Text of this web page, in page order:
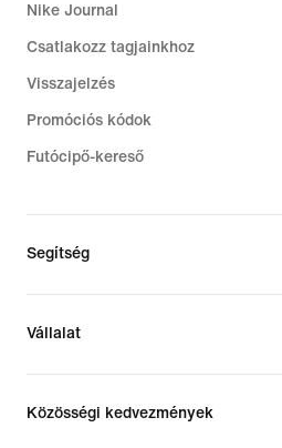
Nike Journal
Csatlakozz tagjainkhoz
Visszajelzés
Promóciós kódok
Futócipő-kereső
Segítség
Vállalat
Közösségi kedvezmények